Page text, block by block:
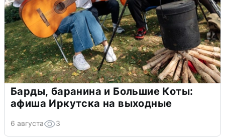
Барды, баранина и Большие Коты:
афиша Иркутска на выходные
6 августа 3